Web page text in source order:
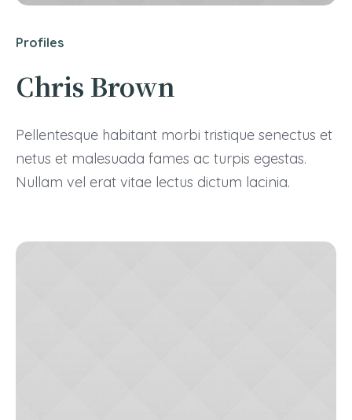
Profiles
Chris Brown
Pellentesque habitant morbi tristique senectus et
netus et malesuada fames ac turpis egestas.
Nullam vel erat vitae lectus dictum lacinia.